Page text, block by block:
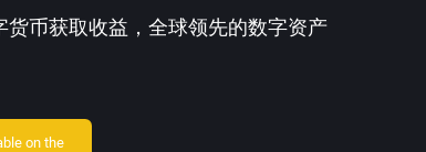
币获取收益，全球领先的数字资产
on the